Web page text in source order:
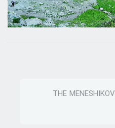
کاخ منشیکوف (THE MENESHIKOV